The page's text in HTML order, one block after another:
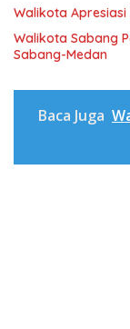
Walikota
Walikota Sabang
Sabang-Medan
Baca Juga